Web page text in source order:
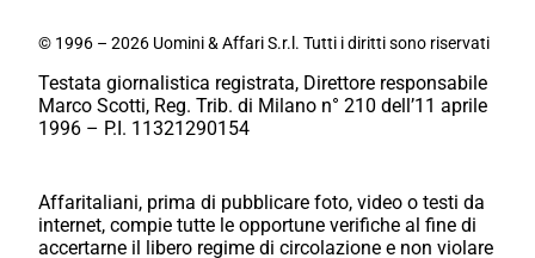
© 1996 – 2026 Uomini & Affari S.r.l. Tutti i diritti sono riservati
Testata giornalistica registrata, Direttore responsabile
Marco Scotti, Reg. Trib. di Milano n° 210 dell’11 aprile
1996 – P.I. 11321290154
Affaritaliani, prima di pubblicare foto, video o testi da
internet, compie tutte le opportune verifiche al fine di
accertarne il libero regime di circolazione e non violare